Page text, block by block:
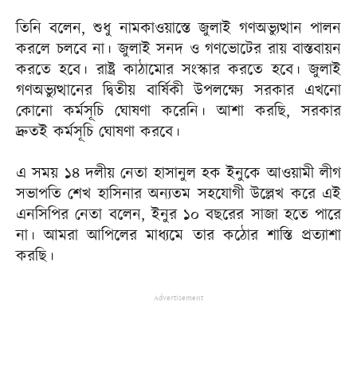
তিনি বলেন, শুধু নামকাওয়াস্তে জুলাই গণঅভ্যুত্থান পালন
করলে চলবে না। জুলাই সনদ ও গণভোটের রায় বাস্তবায়ন
করতে হবে। রাষ্ট্র কাঠামোর সংস্কার করতে হবে। জুলাই
গণঅভ্যুত্থানের দ্বিতীয় বার্ষিকী উপলক্ষ্যে সরকার এখনো
কোনো কর্মসূচি ঘোষণা করেনি। আশা করছি, সরকার
দ্রুতই কর্মসূচি ঘোষণা করবে।
এ সময় ১৪ দলীয় নেতা হাসানুল হক ইনুকে আওয়ামী লীগ
সভাপতি শেখ হাসিনার অন্যতম সহযোগী উল্লেখ করে এই
এনসিপির নেতা বলেন, ইনুর ১০ বছরের সাজা হতে পারে
না। আমরা আপিলের মাধ্যমে তার কঠোর শাস্তি প্রত্যাশা
করছি।
Advertisement